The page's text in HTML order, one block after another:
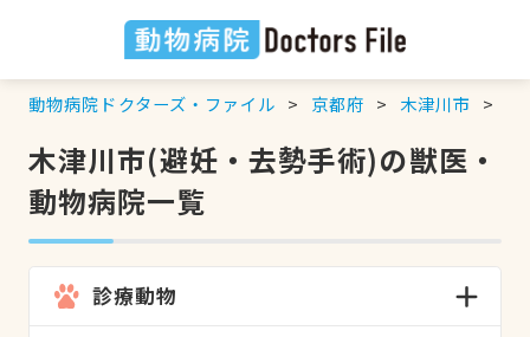
動物病院ドクターズ・ファイル 京都府 木津川市
木津川市(避妊・去勢手術)の獣医・
動物病院一覧
診療動物